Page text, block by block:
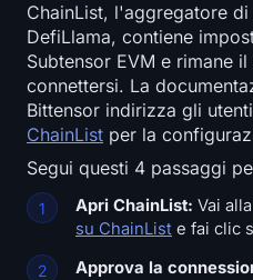
Tracker di Portafoglio
Calcolatore di Staking
Chi siamo
ChainList, l'aggregatore
DefiLlama, contiene
Subtensor EVM e rimane
connettersi. La
Bittensor indirizza gli
ChainList per la
Segui questi 4 passaggi
Apri ChainList: Vai alla
su ChainList e fai clic
Approva la